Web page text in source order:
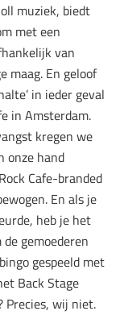
muziek, biedt
met een
van
maag. En geloof
in ieder geval
in Amsterdam.
kregen we
onze hand
Cafe-branded
En als je
heb je het
gemoederen
gespeeld met
Back Stage
Precies, wij niet.